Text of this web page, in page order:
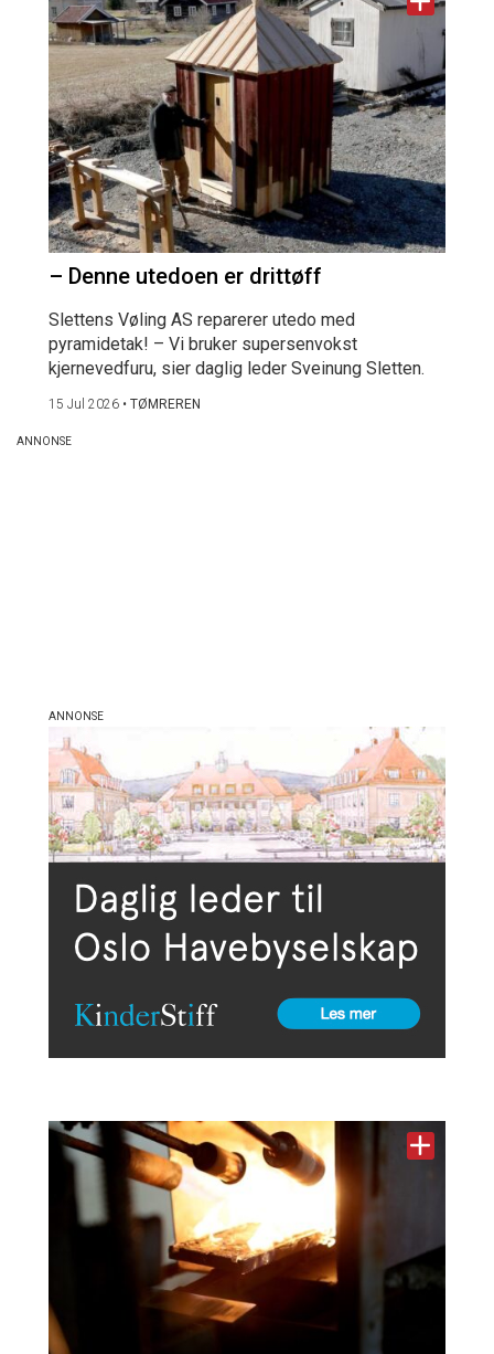
– Denne utedoen er drittøff
Slettens Vøling AS reparerer utedo med
pyramidetak! – Vi bruker supersenvokst
kjernevedfuru, sier daglig leder Sveinung Sletten.
15 Jul 2026 • TØMREREN